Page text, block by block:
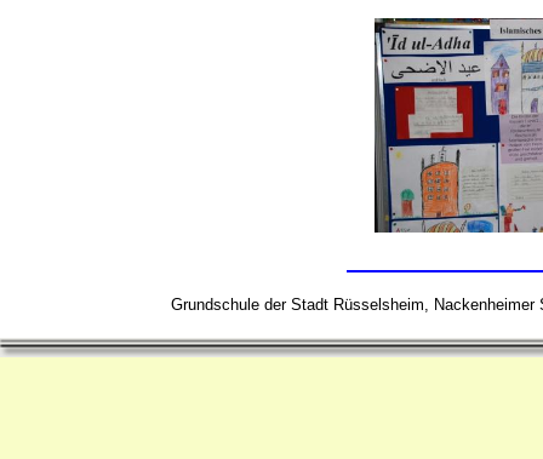
Grundschule der Stadt Rüsselsheim,